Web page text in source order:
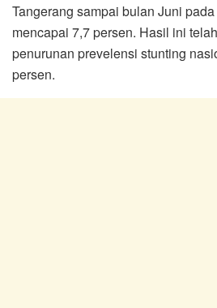
Tangerang sampai bulan Juni
mencapai 7,7 persen. Hasil ini
penurunan prevelensi stunting
persen.